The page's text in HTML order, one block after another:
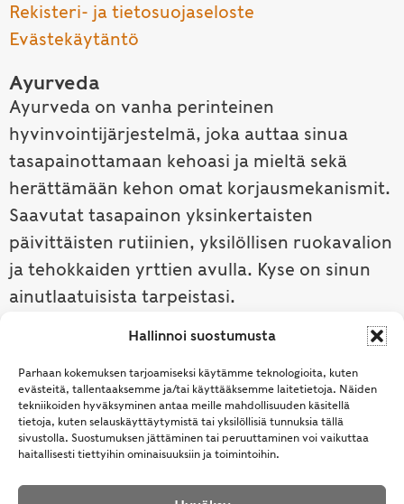
Hallinnoi suostumusta
Parhaan kokemuksen tarjoamiseksi käytämme teknologioita, kuten
evästeitä, tallentaaksemme ja/tai käyttääksemme laitetietoja. Näiden
tekniikoiden hyväksyminen antaa meille mahdollisuuden käsitellä
tietoja, kuten selauskäyttäytymistä tai yksilöllisiä tunnuksia tällä
sivustolla. Suostumuksen jättäminen tai peruuttaminen voi vaikuttaa
haitallisesti tiettyihin ominaisuuksiin ja toimintoihin.
Rekisteri- ja tietosuojaseloste
Evästekäytäntö
Ayurveda
Ayurveda on vanha perinteinen
hyvinvointijärjestelmä, joka auttaa sinua
tasapainottamaan kehoasi ja mieltä sekä
herättämään kehon omat korjausmekanismit.
Saavutat tasapainon yksinkertaisten
päivittäisten rutiinien, yksilöllisen ruokavalion
ja tehokkaiden yrttien avulla. Kyse on sinun
ainutlaatuisista tarpeistasi.
Tutustu ayurvedaan →